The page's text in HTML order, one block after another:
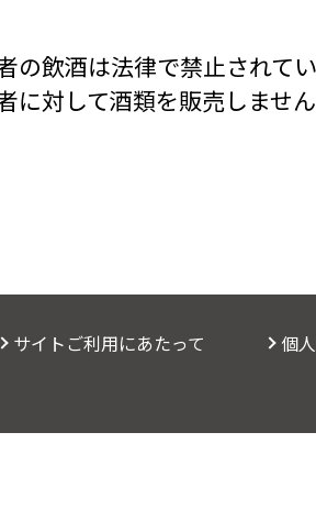
の飲酒は法律で禁止されてい
に対して酒類を販売しません
サイトご利用にあたって 個